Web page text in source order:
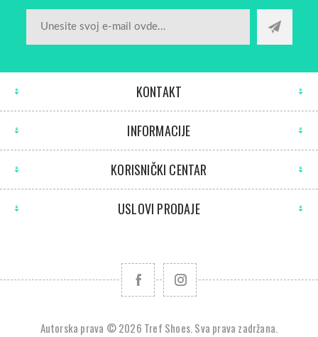
KONTAKT
INFORMACIJE
KORISNIČKI CENTAR
USLOVI PRODAJE
Autorska prava © 2026 Tref Shoes. Sva prava zadržana.